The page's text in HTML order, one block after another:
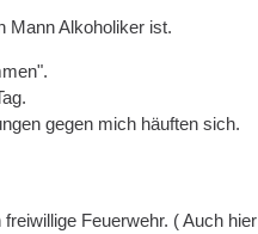
Mann Alkoholiker ist.
gegen mich häuften sich.
Feuerwehr. ( Auch